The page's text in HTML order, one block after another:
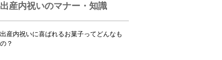
出産内祝いのマナー・知識
出産内祝いに喜ばれるお菓子ってどんなも
の？